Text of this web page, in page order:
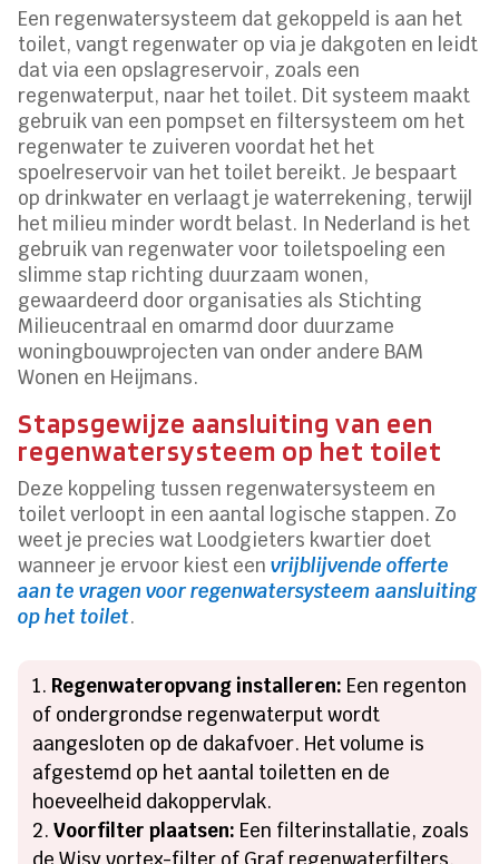
Een regenwatersysteem dat gekoppeld is aan het
toilet, vangt regenwater op via je dakgoten en leidt
dat via een opslagreservoir, zoals een
regenwaterput, naar het toilet. Dit systeem maakt
gebruik van een pompset en filtersysteem om het
regenwater te zuiveren voordat het het
spoelreservoir van het toilet bereikt. Je bespaart
op drinkwater en verlaagt je waterrekening, terwijl
het milieu minder wordt belast. In Nederland is het
gebruik van regenwater voor toiletspoeling een
slimme stap richting duurzaam wonen,
gewaardeerd door organisaties als Stichting
Milieucentraal en omarmd door duurzame
woningbouwprojecten van onder andere BAM
Wonen en Heijmans.
Stapsgewijze aansluiting van een
regenwatersysteem op het toilet
Deze koppeling tussen regenwatersysteem en
toilet verloopt in een aantal logische stappen. Zo
weet je precies wat Loodgieters kwartier doet
wanneer je ervoor kiest eenvrijblijvende offerte
aan te vragen voor regenwatersysteem aansluiting
op het toilet.
Regenwateropvang installeren: Een regenton
of ondergrondse regenwaterput wordt
aangesloten op de dakafvoer. Het volume is
afgestemd op het aantal toiletten en de
hoeveelheid dakoppervlak.
Voorfilter plaatsen: Een filterinstallatie, zoals